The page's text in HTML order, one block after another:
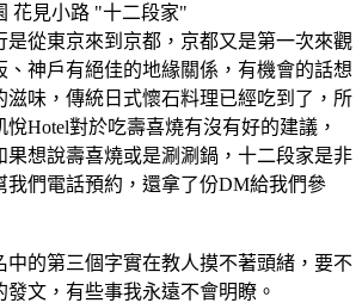
花見小路 "十二段家"
是從東京來到京都，京都又是第一次來觀
、神戶有絕佳的地緣關係，有機會的話想
滋味，傳統日式懷石料理已經吃到了，所
Hotel對於吃壽喜燒有沒有好的建議，
果想說壽喜燒或是涮涮鍋，十二段家是非
我們電話預約，還拿了份DM給我們參
中的第三個字實在教人摸不著頭緒 ，要不
文，有些事我永遠不會明瞭。